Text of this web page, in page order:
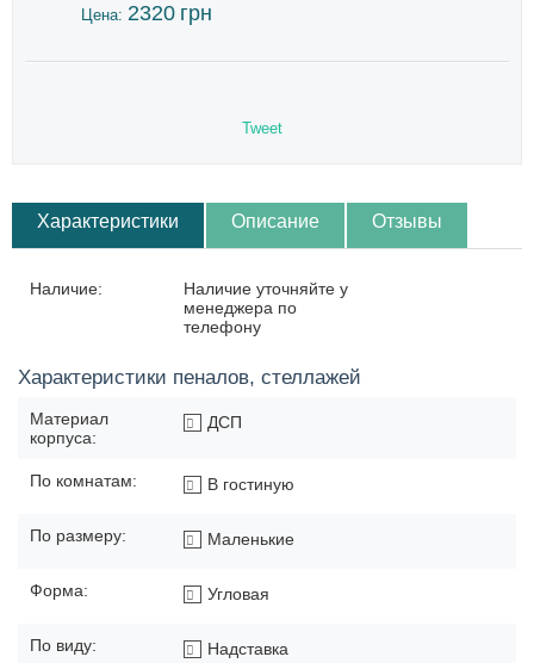
Цена: 2320 грн
Tweet
Характеристики Описание Отзывы
Наличие:
Наличие уточняйте у
менеджера по
телефону
Характеристики пеналов, стеллажей
Материал
корпуса:
ДСП
По комнатам: В гостиную
По размеру: Маленькие
Форма: Угловая
По виду:
Надставка